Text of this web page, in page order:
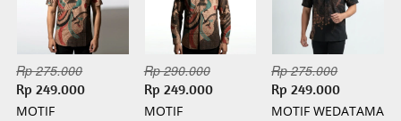
Rp 275.000
Rp 249.000
MOTIF
Rp 290.000
Rp 249.000
MOTIF
Rp 275.000
Rp 249.000
MOTIF WEDATAMA